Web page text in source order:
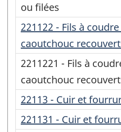
ou filées
221122 - Fils à
caoutchouc
2211221 - Fils à
caoutchouc
22113 - Cuir et
221131 - Cuir et